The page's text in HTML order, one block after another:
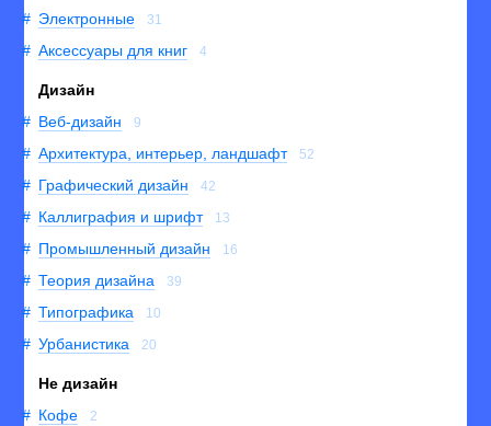
Электронные 31
Аксессуары для книг 4
Дизайн
Веб-дизайн
9
Архитектура, интерьер, ландшафт 52
Графический дизайн 42
Каллиграфия и шрифт 13
Промышленный дизайн 16
Теория дизайна 39
Типографика 10
Урбанистика 20
Не дизайн
Кофе
2